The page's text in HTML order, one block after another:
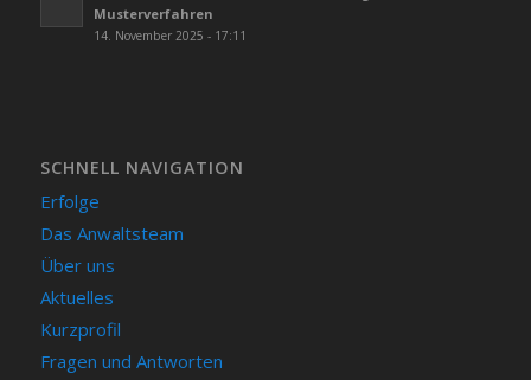
Musterverfahren
14. November 2025 - 17:11
SCHNELL NAVIGATION
Erfolge
Das Anwaltsteam
Über uns
Aktuelles
Kurzprofil
Fragen und Antworten